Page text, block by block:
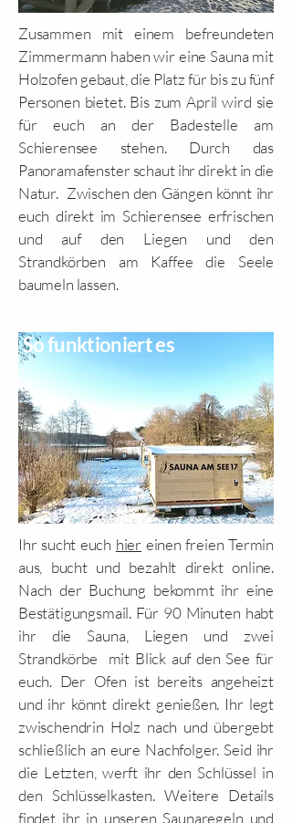
Zusammen mit einem befreundeten
Zimmermann haben wir eine Sauna mit
Holzofen gebaut, die Platz für bis zu fünf
Personen bietet. Bis zum April wird sie
für euch an der Badestelle am
Schierensee stehen. Durch das
Panoramafenster schaut ihr direkt in die
Natur. Zwischen den Gängen könnt ihr
euch direkt im Schierensee erfrischen
und auf den Liegen und den
Strandkörben am Kaffee die Seele
baumeln lassen.
So funktioniert es
Ihr sucht euch hier einen freien Termin
aus, bucht und bezahlt direkt online.
Nach der Buchung bekommt ihr eine
Bestätigungsmail. Für 90 Minuten habt
ihr die Sauna, Liegen und zwei
Strandkörbe mit Blick auf den See für
euch. Der Ofen ist bereits angeheizt
und ihr könnt direkt genießen. Ihr legt
zwischendrin Holz nach und übergebt
schließlich an eure Nachfolger. Seid ihr
die Letzten, werft ihr den Schlüssel in
den Schlüsselkasten. Weitere Details
findet ihr in unseren Saunaregeln und